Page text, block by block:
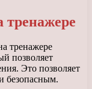
тренажере
тренажере
позволяет
Это позволяет
безопасным.